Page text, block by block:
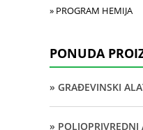
» PROGRAM HEMIJA
PONUDA
» GRAĐEVINSKI
» POLJOPRIVREDNI